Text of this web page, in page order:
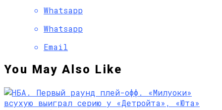
Whatsapp
Whatsapp
Email
You May Also Like